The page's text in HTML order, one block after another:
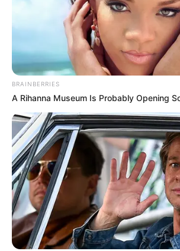
BRAINBERRIES
A Rihanna Museum Is Probably Opening